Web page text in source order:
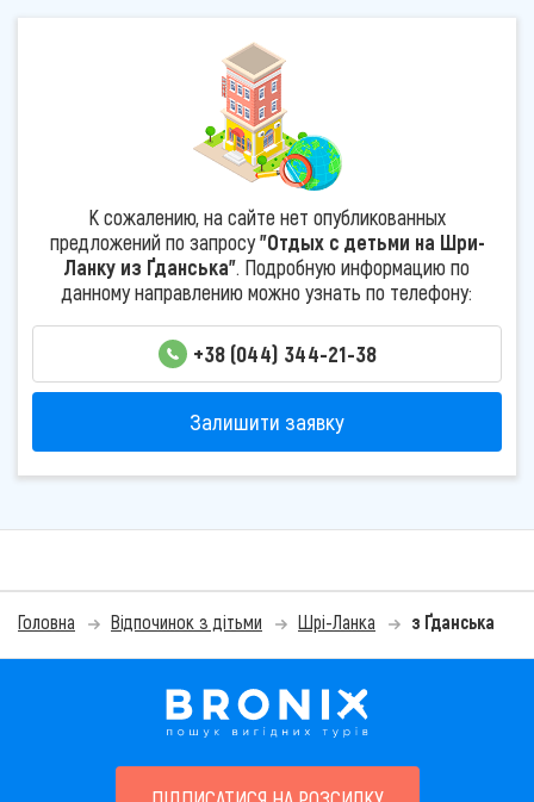
К сожалению, на сайте нет опубликованных
предложений по запросу"Отдых с детьми на Шри-
Ланку из Ґданська". Подробную информацию по
данному направлению можно узнать по телефону:
+38 (044) 344-21-38
Залишити заявку
Головна Відпочинок з дітьми Шрі-Ланка з Ґданська